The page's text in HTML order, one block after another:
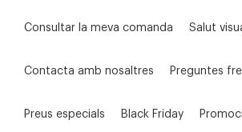
Consultar la meva comanda Salut
Contacta amb nosaltres Preguntes
Preus especials Black Friday